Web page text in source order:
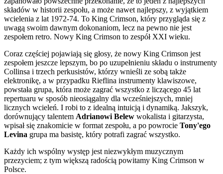
składów w historii zespołu, a może nawet najlepszy, z wyjątkiem
wcielenia z lat 1972-74. To King Crimson, który przygląda się z
uwagą swoim dawnym dokonaniom, lecz na pewno nie jest
zespołem retro. Nowy King Crimson to zespół XXI wieku.
Coraz częściej pojawiają się głosy, że nowy King Crimson jest
zespołem jeszcze lepszym, bo po uzupełnieniu składu o instrumenty
Collinsa i trzech perkusistów, którzy wnieśli ze sobą także
elektronikę, a w przypadku Rieflina instrumenty klawiszowe,
powstała grupa, która może zagrać wszystko z liczącego 45 lat
repertuaru w sposób nieosiągalny dla wcześniejszych, mniej
licznych wcieleń. I robi to z idealną intuicją i dynamiką. Jakszyk,
dorównujący talentem Adrianowi Belew wokalista i gitarzysta,
wpisał się znakomicie w format zespołu, a po powrocie Tony'ego
Levina grupa ma basistę, który potrafi zagrać wszystko.
Każdy ich wspólny występ jest niezwykłym muzycznym
przezyciem; z tym większą radością powitamy King Crimson w
Polsce.